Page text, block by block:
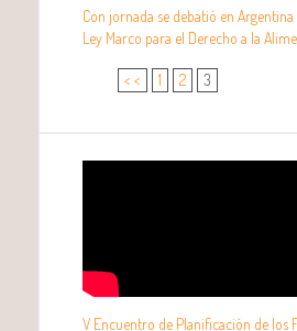
Con jornada se debatió en
Ley Marco para el Derecho a la
< < 1 2 3
V Encuentro de Planificación de los